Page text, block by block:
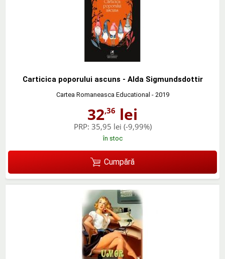
Carticica poporului ascuns - Alda Sigmundsdottir
Cartea Romaneasca Educational - 2019
32,36 lei
PRP: 35,95 lei (-9,99%)
în stoc
Cumpără